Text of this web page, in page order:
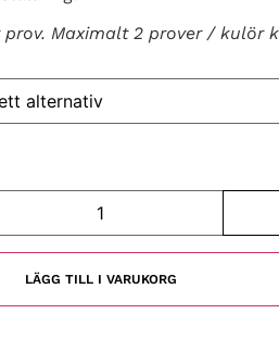
Maximalt 2 prover / kulör
LÄGG TILL I VARUKORG